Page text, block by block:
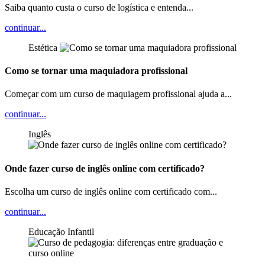
Saiba quanto custa o curso de logística e entenda...
continuar...
Estética
Como se tornar uma maquiadora profissional
Começar com um curso de maquiagem profissional ajuda a...
continuar...
Inglês
Onde fazer curso de inglês online com certificado?
Escolha um curso de inglês online com certificado com...
continuar...
Educação Infantil